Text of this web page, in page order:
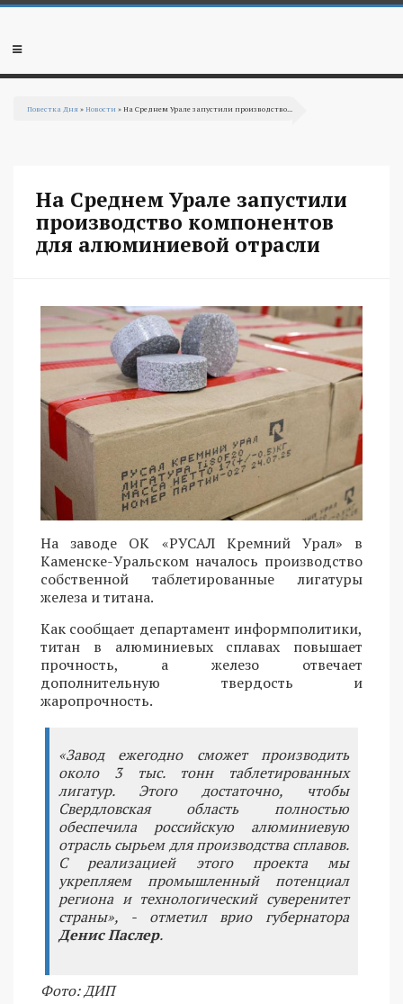
Перейти к основному содержанию
Мобильное
Повестка Дня »Новости » На Среднем Урале запустили производство...
На Среднем Урале запустили
производство компонентов
для алюминиевой отрасли
На заводе ОК «РУСАЛ Кремний Урал» в
Каменске-Уральском началось производство
собственной таблетированные лигатуры
железа и титана.
Как сообщает департамент информполитики,
титан в алюминиевых сплавах повышает
прочность, а железо отвечает
дополнительную твердость и
жаропрочность.
«Завод ежегодно сможет производить
около 3 тыс. тонн таблетированных
лигатур. Этого достаточно, чтобы
Свердловская область полностью
обеспечила российскую алюминиевую
отрасль сырьем для производства сплавов.
С реализацией этого проекта мы
укрепляем промышленный потенциал
региона и технологический суверенитет
страны», - отметил врио губернатора
Денис Паслер.
Фото: ДИП